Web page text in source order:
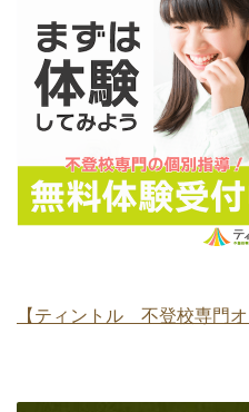
【ティントル 不登校専門オ